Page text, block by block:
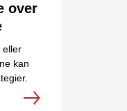
over
eller
kan